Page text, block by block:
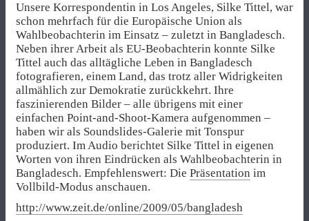
Unsere Korrespondentin in Los Angeles, Silke Tittel, war
schon mehrfach für die Europäische Union als
Wahlbeobachterin im Einsatz – zuletzt in Bangladesch.
Neben ihrer Arbeit als EU-Beobachterin konnte Silke
Tittel auch das alltägliche Leben in Bangladesch
fotografieren, einem Land, das trotz aller Widrigkeiten
allmählich zur Demokratie zurückkehrt. Ihre
faszinierenden Bilder – alle übrigens mit einer
einfachen Point-and-Shoot-Kamera aufgenommen –
haben wir als Soundslides-Galerie mit Tonspur
produziert. Im Audio berichtet Silke Tittel in eigenen
Worten von ihren Eindrücken als Wahlbeobachterin in
Bangladesch. Empfehlenswert: Die Präsentation im
Vollbild-Modus anschauen.
http://www.zeit.de/online/2009/05/bangladesh